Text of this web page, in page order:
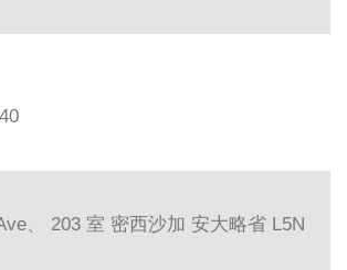
、 203 室 密西沙加 安大略省 L5N